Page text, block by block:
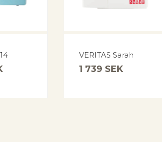
VERITAS Sarah
1 739 SEK